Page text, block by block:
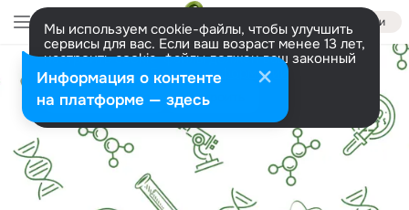
Войти
Мы используем cookie-файлы, чтобы улучшить
сервисы для вас. Если ваш возраст менее 13 лет,
настроить cookie-файлы должен ваш законный
представитель. Больше информации
Разрешить все Настроить
Информация о контенте
на платформе — здесь